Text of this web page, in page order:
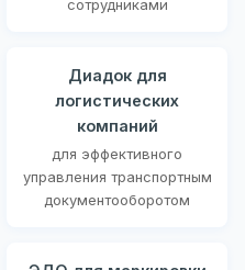
сотрудниками
Диадок для
логистических
компаний
для эффективного
управления транспортным
документооборотом